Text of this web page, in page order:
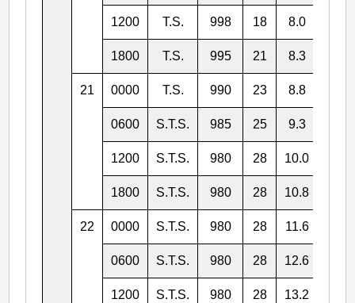
1200 T.S. 998 18 8.0
1800 T.S. 995 21 8.3
21 0000 T.S. 990 23 8.8
0600 S.T.S. 985 25 9.3
1200 S.T.S. 980 28 10.0
1800 S.T.S. 980 28 10.8
22 0000 S.T.S. 980 28 11.6
0600 S.T.S. 980 28 12.6
1200 S.T.S. 980 28 13.2